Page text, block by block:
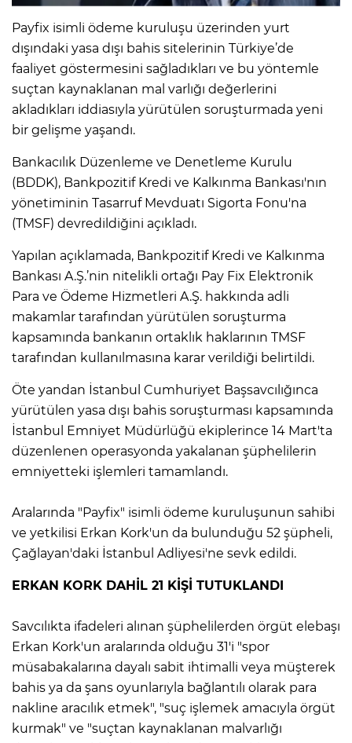
Payfix isimli ödeme kuruluşu üzerinden yurt
dışındaki yasa dışı bahis sitelerinin Türkiye’de
faaliyet göstermesini sağladıkları ve bu yöntemle
suçtan kaynaklanan mal varlığı değerlerini
akladıkları iddiasıyla yürütülen soruşturmada yeni
bir gelişme yaşandı.
Bankacılık Düzenleme ve Denetleme Kurulu
(BDDK), Bankpozitif Kredi ve Kalkınma Bankası'nın
yönetiminin Tasarruf Mevduatı Sigorta Fonu'na
(TMSF) devredildiğini açıkladı.
Yapılan açıklamada, Bankpozitif Kredi ve Kalkınma
Bankası A.Ş.’nin nitelikli ortağı Pay Fix Elektronik
Para ve Ödeme Hizmetleri A.Ş. hakkında adli
makamlar tarafından yürütülen soruşturma
kapsamında bankanın ortaklık haklarının TMSF
tarafından kullanılmasına karar verildiği belirtildi.
Öte yandan İstanbul Cumhuriyet Başsavcılığınca
yürütülen yasa dışı bahis soruşturması kapsamında
İstanbul Emniyet Müdürlüğü ekiplerince 14 Mart'ta
düzenlenen operasyonda yakalanan şüphelilerin
emniyetteki işlemleri tamamlandı.
Aralarında "Payfix" isimli ödeme kuruluşunun sahibi
ve yetkilisi Erkan Kork'un da bulunduğu 52 şüpheli,
Çağlayan'daki İstanbul Adliyesi'ne sevk edildi.
ERKAN KORK DAHİL 21 KİŞİ TUTUKLANDI
Savcılıkta ifadeleri alınan şüphelilerden örgüt elebaşı
Erkan Kork'un aralarında olduğu 31'i "spor
müsabakalarına dayalı sabit ihtimalli veya müşterek
bahis ya da şans oyunlarıyla bağlantılı olarak para
nakline aracılık etmek", "suç işlemek amacıyla örgüt
kurmak" ve "suçtan kaynaklanan malvarlığı